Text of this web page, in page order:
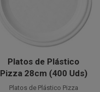
Platos de Plástico
Pizza 28cm (400 Uds)
Platos de Plástico Pizza